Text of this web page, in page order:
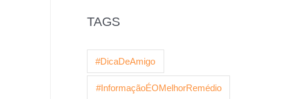
TAGS
#DicaDeAmigo
#InformaçãoÉOMelhorRemédio